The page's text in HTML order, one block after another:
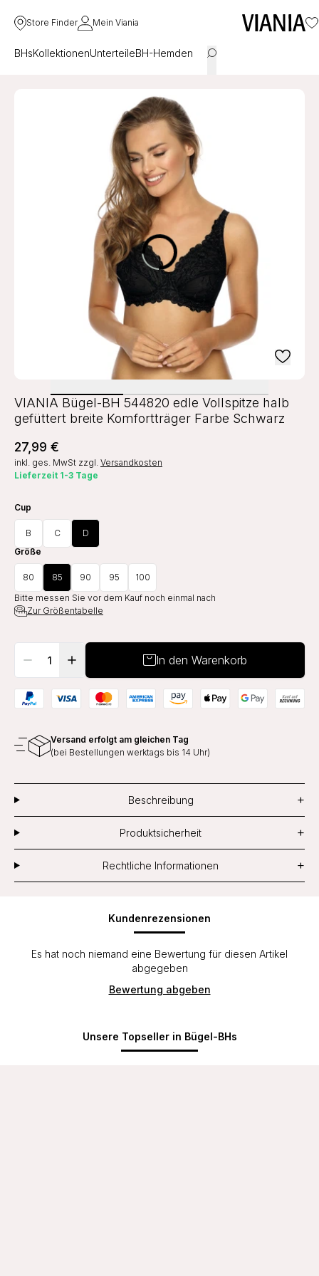
Store Finder Mein Viania
BHsKollektionenUnterteileBH-Hemden
VIANIA Bügel-BH 544820 edle Vollspitze halb
gefüttert breite Komfortträger Farbe Schwarz
27,99 €
inkl. ges. MwSt zzgl. Versandkosten
Lieferzeit 1-3 Tage
Cup
B C
D
Größe
80 85 90 95
100
Bitte messen Sie vor dem Kauf noch einmal nach
Zur Größentabelle
In den Warenkorb
Versand erfolgt am gleichen Tag
(bei Bestellungen werktags bis 14 Uhr)
Beschreibung +
Produktsicherheit +
Rechtliche Informationen +
Kundenrezensionen
Es hat noch niemand eine Bewertung für diesen Artikel
abgegeben
Bewertung abgeben
Unsere Topseller in Bügel-BHs